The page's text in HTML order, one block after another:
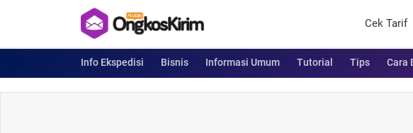
Cek Tarif
Info Ekspedisi Bisnis Informasi Umum Tutorial Tips Cara